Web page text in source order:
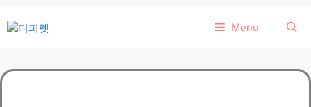
텐
로
건
Menu